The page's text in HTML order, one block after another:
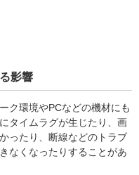
影響
ク環境やPCなどの機材にも
タイムラグが生じたり、画
ったり、断線などのトラブ
なくなったりすることがあ